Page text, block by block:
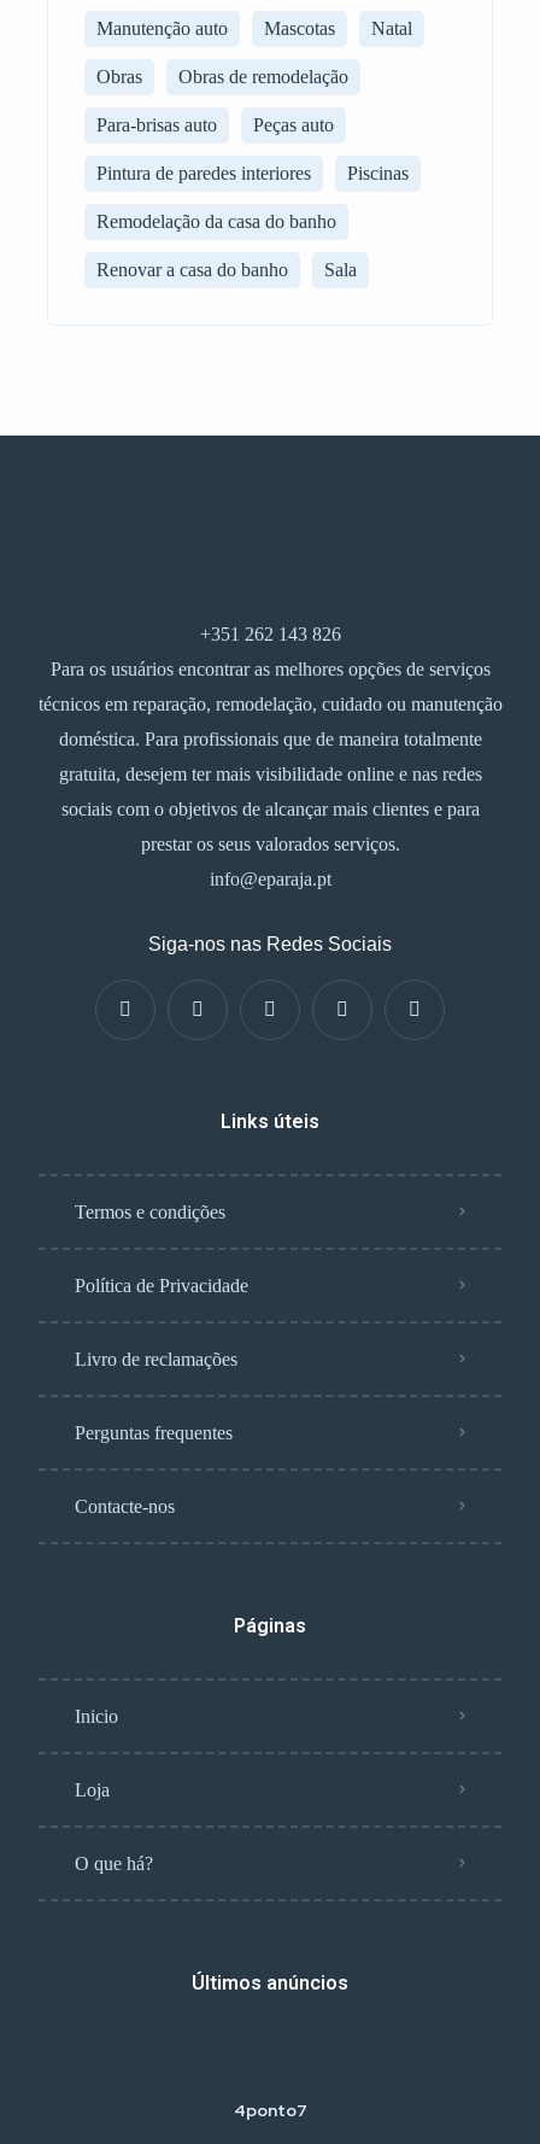
Manutenção auto Mascotas Natal
Obras Obras de remodelação
Para-brisas auto Peças auto
Pintura de paredes interiores Piscinas
Remodelação da casa do banho
Renovar a casa do banho Sala
+351 262 143 826
Para os usuários encontrar as melhores opções de serviços
técnicos em reparação, remodelação, cuidado ou manutenção
doméstica. Para profissionais que de maneira totalmente
gratuita, desejem ter mais visibilidade online e nas redes
sociais com o objetivos de alcançar mais clientes e para
prestar os seus valorados serviços.
info@eparaja.pt
Siga-nos nas Redes Sociais
Links úteis
Termos e condições
Política de Privacidade
Livro de reclamações
Perguntas frequentes
Contacte-nos
Páginas
Inicio
Loja
O que há?
Últimos anúncios
4ponto7